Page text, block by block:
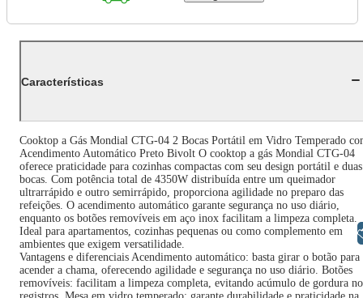
Características
Cooktop a Gás Mondial CTG-04 2 Bocas Portátil em Vidro Temperado
Acendimento Automático Preto Bivolt O cooktop a gás Mondial CTG-04
oferece praticidade para cozinhas compactas com seu design portátil e duas
bocas. Com potência total de 4350W distribuída entre um queimador
ultrarrápido e outro semirrápido, proporciona agilidade no preparo das
refeições. O acendimento automático garante segurança no uso diário,
enquanto os botões removíveis em aço inox facilitam a limpeza completa.
Ideal para apartamentos, cozinhas pequenas ou como complemento em
ambientes que exigem versatilidade.
Vantagens e diferenciais Acendimento automático: basta girar o botão para
acender a chama, oferecendo agilidade e segurança no uso diário. Botões
removíveis: facilitam a limpeza completa, evitando acúmulo de gordura
Libras